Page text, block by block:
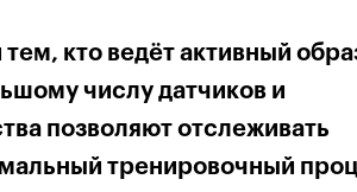
кто ведёт активный
числу датчиков и
позволяют отслеживать
тренировочный